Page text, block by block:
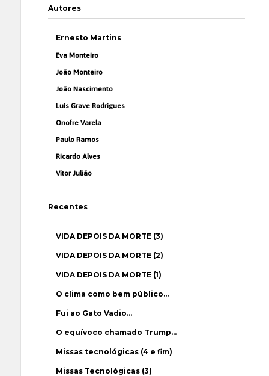
Autores
Ernesto Martins
Eva Monteiro
João Monteiro
João Nascimento
Luís Grave Rodrigues
Onofre Varela
Paulo Ramos
Ricardo Alves
Vítor Julião
Recentes
VIDA DEPOIS DA MORTE (3)
VIDA DEPOIS DA MORTE (2)
VIDA DEPOIS DA MORTE (1)
O clima como bem público…
Fui ao Gato Vadio…
O equívoco chamado Trump…
Missas tecnológicas (4 e fim)
Missas Tecnológicas (3)